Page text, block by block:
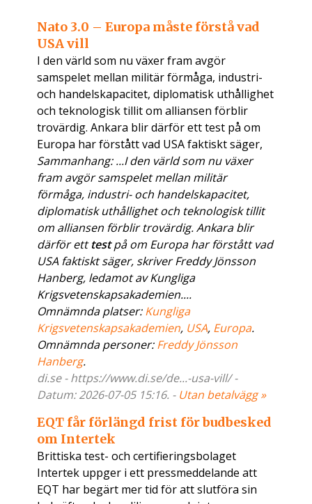
Nato 3.0 – Europa måste förstå vad
USA vill
I den värld som nu växer fram avgör
samspelet mellan militär förmåga, industri-
och handelskapacitet, diplomatisk uthållighet
och teknologisk tillit om alliansen förblir
trovärdig. Ankara blir därför ett test på om
Europa har förstått vad USA faktiskt säger,
Sammanhang: ...I den värld som nu växer
fram avgör samspelet mellan militär
förmåga, industri- och handelskapacitet,
diplomatisk uthållighet och teknologisk tillit
om alliansen förblir trovärdig. Ankara blir
därför etttestpå om Europa har förstått vad
USA faktiskt säger, skriver Freddy Jönsson
Hanberg, ledamot av Kungliga
Krigsvetenskapsakademien....
Omnämnda platser:Kungliga
Krigsvetenskapsakademien, USA, Europa.
Omnämnda personer:Freddy Jönsson
Hanberg.
di.se - https://www.di.se/de...-usa-vill/ -
Datum: 2026-07-05 15:16. - Utan betalvägg »
EQT får förlängd frist för budbesked
om Intertek
Brittiska test- och certifieringsbolaget
Intertek uppger i ett pressmeddelande att
EQT har begärt mer tid för att slutföra sin